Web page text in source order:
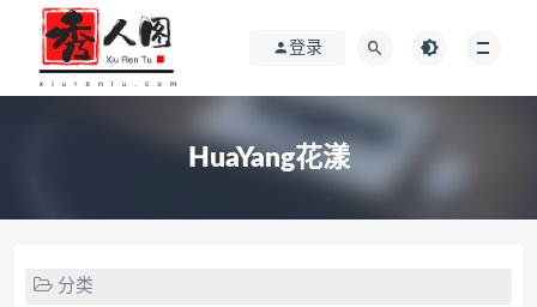
登录
HuaYang花漾
分类